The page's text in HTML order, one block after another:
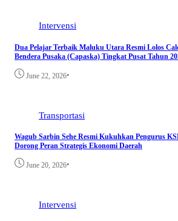
Intervensi
Dua Pelajar Terbaik Maluku Utara Resmi Lolos
Bendera Pusaka (Capaska) Tingkat Pusat Tahun
June 22, 2026•
Transportasi
Wagub Sarbin Sehe Resmi Kukuhkan Pengurus
Dorong Peran Strategis Ekonomi Daerah
June 20, 2026•
Intervensi